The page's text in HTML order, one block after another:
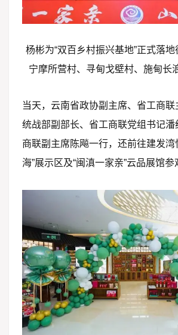
杨彬为“双百乡村振兴基地”正式落
宁摩所营村、寻甸戈壁村、施甸长
当天，云南省政协副主席、省工商
统战部副部长、省工商联党组书记潘
商联副主席陈飚一行，还前往建发湾
海”展示区及“闽滇一家亲”云品展馆参